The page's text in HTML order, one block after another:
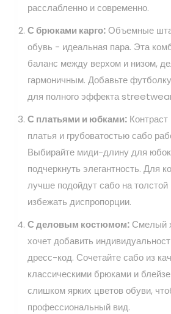
расслабленно и современно.
С брюками карго:Объемные
обувь - идеальная пара. Эта
баланс между верхом и низом,
гармоничным. Добавьте
для полного эффекта
С платьями и юбками:
платья и грубоватостью сабо
Выбирайте миди-длину для
подчеркнуть элегантность. Для
лучше подойдут сабо на
избежать диспропорции.
С деловым костюмом: Смелый
хочет добавить
дресс-код. Сочетайте сабо из
классическими брюками и
слишком ярких цветов обуви,
профессиональный вид.